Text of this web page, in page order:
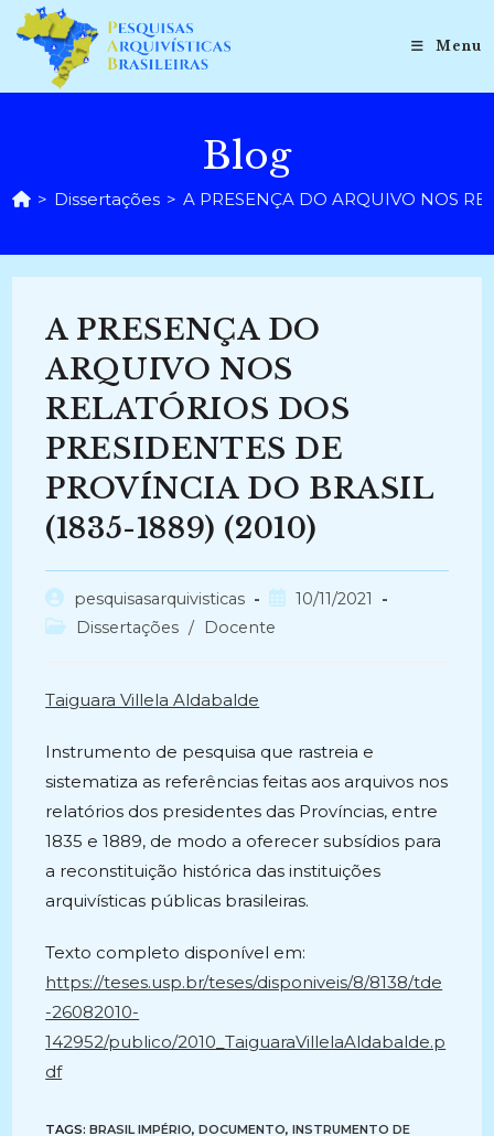
para
conteúdo
Menu
Blog
> Dissertações > A PRESENÇA DO ARQUIVO NOS
A PRESENÇA DO
ARQUIVO NOS
RELATÓRIOS DOS
PRESIDENTES DE
PROVÍNCIA DO BRASIL
(1835-1889) (2010)
Autor
do
pesquisasarquivisticas
Post
publicado:
10/11/2021
Categoria
Dissertações / Docente
Taiguara Villela Aldabalde
Instrumento de pesquisa que rastreia e
sistematiza as referências feitas aos arquivos nos
relatórios dos presidentes das Províncias, entre
1835 e 1889, de modo a oferecer subsídios para
a reconstituição histórica das instituições
arquivísticas públicas brasileiras.
Texto completo disponível em:
https://teses.usp.br/teses/disponiveis/8/8138/tde
-26082010-
142952/publico/2010_TaiguaraVillelaAldabalde.p
df
TAGS:BRASIL IMPÉRIO, DOCUMENTO, INSTRUMENTO DE